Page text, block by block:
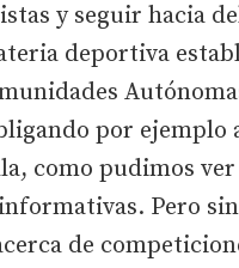
y seguir hacia
deportiva
por ejemplo
como pudimos
Pero
de